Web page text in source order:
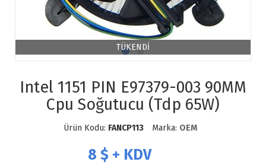
TÜKENDİ
Intel 1151 PIN E97379-003 90MM
Cpu Soğutucu (Tdp 65W)
Ürün Kodu: FANCP113 Marka: OEM
8 $ + KDV